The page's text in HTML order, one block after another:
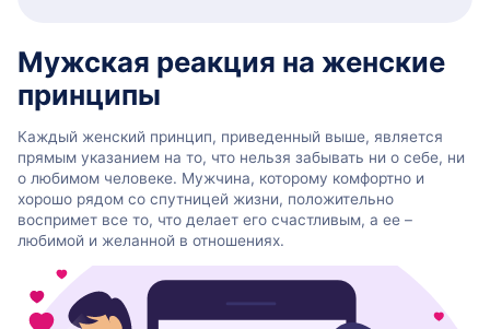
Мужская реакция на женские
принципы
Каждый женский принцип, приведенный выше, является
прямым указанием на то, что нельзя забывать ни о себе, ни
о любимом человеке. Мужчина, которому комфортно и
хорошо рядом со спутницей жизни, положительно
воспримет все то, что делает его счастливым, а ее –
любимой и желанной в отношениях.